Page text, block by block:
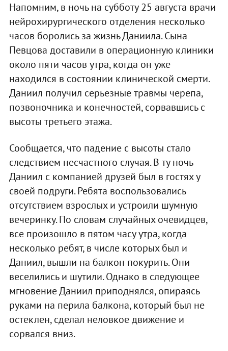
Напомним, в ночь на субботу 25 августа врачи
нейрохирургического отделения несколько
часов боролись за жизнь Даниила. Сына
Певцова доставили в операционную клиники
около пяти часов утра, когда он уже
находился в состоянии клинической смерти.
Даниил получил серьезные травмы черепа,
позвоночника и конечностей, сорвавшись с
высоты третьего этажа.
Сообщается, что падение с высоты стало
следствием несчастного случая. В ту ночь
Даниил с компанией друзей был в гостях у
своей подруги. Ребята воспользовались
отсутствием взрослых и устроили шумную
вечеринку. По словам случайных очевидцев,
все произошло в пятом часу утра, когда
несколько ребят, в числе которых был и
Даниил, вышли на балкон покурить. Они
веселились и шутили. Однако в следующее
мгновение Даниил приподнялся, опираясь
руками на перила балкона, который был не
остеклен, сделал неловкое движение и
сорвался вниз.